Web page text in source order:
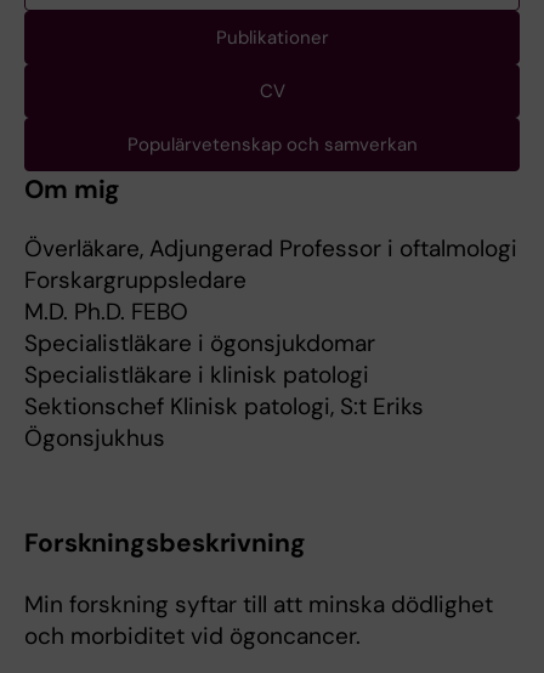
Publikationer
CV
Populärvetenskap och samverkan
Om mig
Överläkare, Adjungerad Professor i oftalmologi
Forskargruppsledare
M.D. Ph.D. FEBO
Specialistläkare i ögonsjukdomar
Specialistläkare i klinisk patologi
Sektionschef Klinisk patologi, S:t Eriks
Ögonsjukhus
Forskningsbeskrivning
Min forskning syftar till att minska dödlighet
och morbiditet vid ögoncancer.